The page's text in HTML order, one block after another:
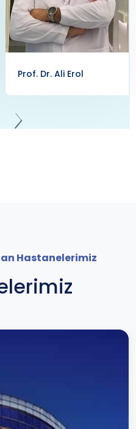
Doç. Dr. Alkan Çubuk
Hastanelerimiz